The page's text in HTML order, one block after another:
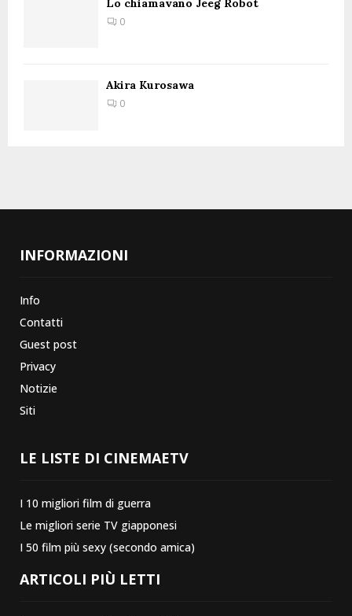
Lo chiamavano Jeeg Robot
0
Akira Kurosawa
0
INFORMAZIONI
Info
Contatti
Guest post
Privacy
Notizie
Siti
LE LISTE DI CINEMAETV
I 10 migliori film di guerra
Le migliori serie TV giapponesi
I 50 film più sexy (secondo amica)
ARTICOLI PIÙ LETTI